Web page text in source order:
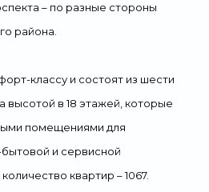
– по разные стороны
района.
классу и состоят из шести
высотой в 18 этажей, которые
помещениями для
и сервисной
квартир – 1067.